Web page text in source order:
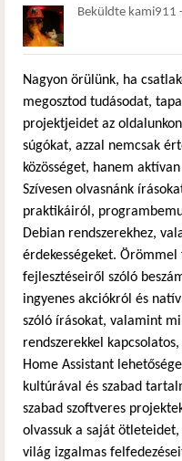
Beküldte kami911 -
Nagyon örülünk, ha
megosztod tudásodat,
projektjeidet az
súgókat, azzal nemcsak
közösséget, hanem
Szívesen olvasnánk
praktikáiról,
Debian rendszerekhez,
érdekességeket. Örömmel
fejlesztéseiről szóló
ingyenes akciókról és
szóló írásokat, valamint
rendszerekkel
Home Assistant
kultúrával és szabad
szabad szoftveres
olvassuk a saját
világ izgalmas